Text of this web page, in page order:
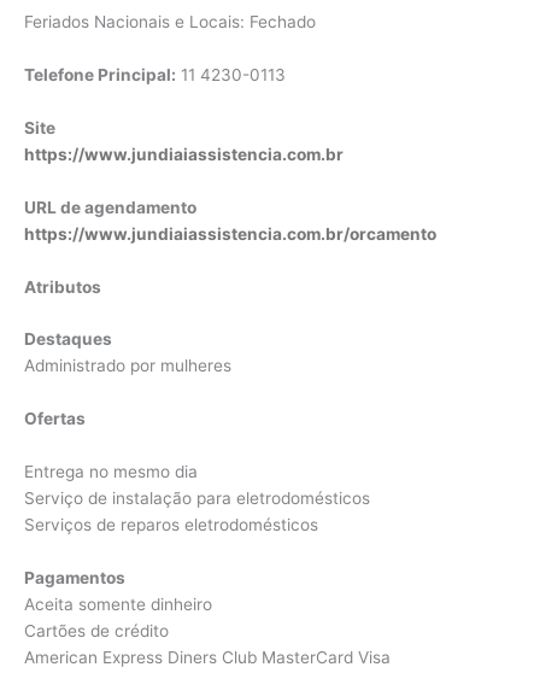
Feriados Nacionais e Locais: Fechado
Telefone Principal: 11 4230-0113
Site
https://www.jundiaiassistencia.com.br
URL de agendamento
https://www.jundiaiassistencia.com.br/orcamento
Atributos
Destaques
Administrado por mulheres
Ofertas
Entrega no mesmo dia
Serviço de instalação para eletrodomésticos
Serviços de reparos eletrodomésticos
Pagamentos
Aceita somente dinheiro
Cartões de crédito
American Express Diners Club MasterCard Visa